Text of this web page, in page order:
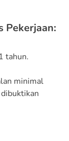
Pekerjaan:
tahun.
minimal